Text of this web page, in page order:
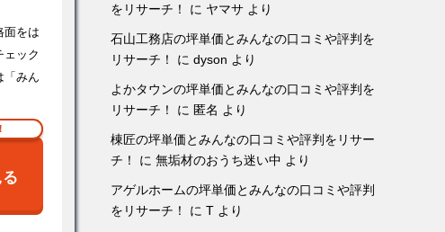
面をは
ェック
「みん
をリサーチ！
に ヤマサ より
石山工務店の坪単価とみんなの口コミや評判を
リサーチ！
に dyson より
よかタウンの坪単価とみんなの口コミや評判を
リサーチ！
に 匿名 より
棟匠の坪単価とみんなの口コミや評判をリサー
チ！
に 無垢材のおうち迷い中 より
アゲルホームの坪単価とみんなの口コミや評判
をリサーチ！
に T より